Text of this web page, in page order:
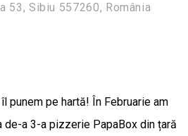
53, Sibiu 557260, România
punem pe hartă! În Februarie am
de-a 3-a pizzerie PapaBox din țară